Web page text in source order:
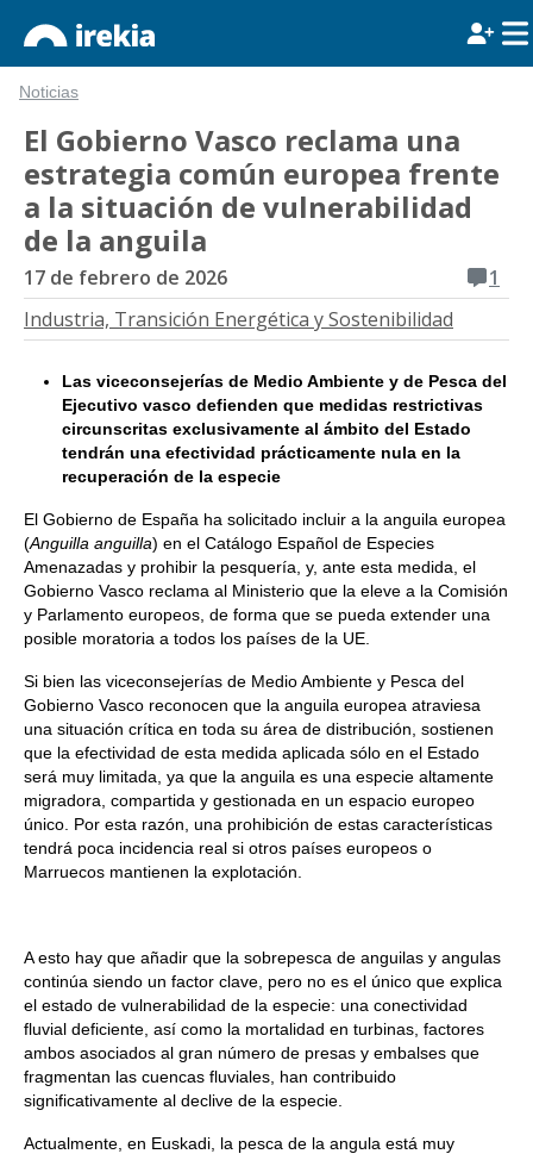
Noticias
El Gobierno Vasco reclama una
estrategia común europea frente
a la situación de vulnerabilidad
de la anguila
17 de febrero de 2026
1
Industria, Transición Energética y Sostenibilidad
Las viceconsejerías de Medio Ambiente y de Pesca del
Ejecutivo vasco defienden que medidas restrictivas
circunscritas exclusivamente al ámbito del Estado
tendrán una efectividad prácticamente nula en la
recuperación de la especie
El Gobierno de España ha solicitado incluir a la anguila europea
(Anguilla anguilla) en el Catálogo Español de Especies
Amenazadas y prohibir la pesquería, y, ante esta medida, el
Gobierno Vasco reclama al Ministerio que la eleve a la Comisión
y Parlamento europeos, de forma que se pueda extender una
posible moratoria a todos los países de la UE.
Si bien las viceconsejerías de Medio Ambiente y Pesca del
Gobierno Vasco reconocen que la anguila europea atraviesa
una situación crítica en toda su área de distribución, sostienen
que la efectividad de esta medida aplicada sólo en el Estado
será muy limitada, ya que la anguila es una especie altamente
migradora, compartida y gestionada en un espacio europeo
único. Por esta razón, una prohibición de estas características
tendrá poca incidencia real si otros países europeos o
Marruecos mantienen la explotación.
A esto hay que añadir que la sobrepesca de anguilas y angulas
continúa siendo un factor clave, pero no es el único que explica
el estado de vulnerabilidad de la especie: una conectividad
fluvial deficiente, así como la mortalidad en turbinas, factores
ambos asociados al gran número de presas y embalses que
fragmentan las cuencas fluviales, han contribuido
significativamente al declive de la especie.
Actualmente, en Euskadi, la pesca de la angula está muy